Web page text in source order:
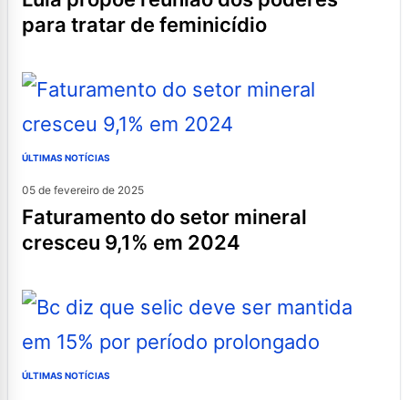
para tratar de feminicídio
ÚLTIMAS NOTÍCIAS
05 de fevereiro de 2025
faturamento do setor mineral
cresceu 9,1% em 2024
ÚLTIMAS NOTÍCIAS